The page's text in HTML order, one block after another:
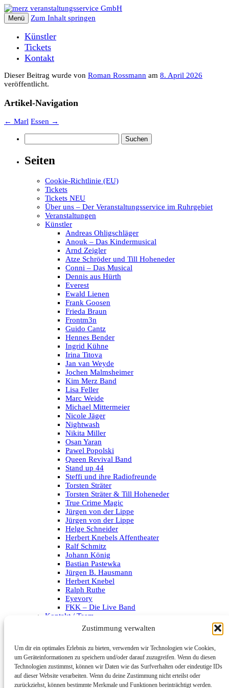
Zustimmung verwalten
Um dir ein optimales Erlebnis zu bieten, verwenden wir Technologien wie Cookies,
um Geräteinformationen zu speichern und/oder darauf zuzugreifen. Wenn du diesen
Technologien zustimmst, können wir Daten wie das Surfverhalten oder eindeutige IDs
auf dieser Website verarbeiten. Wenn du deine Zustimmung nicht erteilst oder
zurückziehst, können bestimmte Merkmale und Funktionen beeinträchtigt werden.
Menü Zum Inhalt springen
Künstler
Tickets
Kontakt
Dieser Beitrag wurde von Roman Rossmann am 8. April 2026
veröffentlicht.
Artikel-Navigation
← Marl Essen →
nach:
Seiten
Cookie-Richtlinie (EU)
Tickets
Tickets NEU
Über uns – Der Veranstaltungsservice im Ruhrgebiet
Veranstaltungen
Künstler
Andreas Ohligschläger
Anouk – Das Kindermusical
Arnd Zeigler
Atze Schröder und Till Hoheneder
Conni – Das Musical
Dennis aus Hürth
Everest
Ewald Lienen
Frank Goosen
Frieda Braun
Frontm3n
Guido Cantz
Hennes Bender
Ingrid Kühne
Irina Titova
Jan van Weyde
Jochen Malmsheimer
Kim Merz Band
Lisa Feller
Marc Weide
Michael Mittermeier
Nicole Jäger
Nightwash
Nikita Miller
Osan Yaran
Pawel Popolski
Queen Revival Band
Stand up 44
Steffi und ihre Radiofreunde
Torsten Sträter
Torsten Sträter & Till Hoheneder
True Crime Magic
Jürgen von der Lippe
Jürgen von der Lippe
Helge Schneider
Herbert Knebels Affentheater
Ralf Schmitz
Johann König
Bastian Pastewka
Jürgen B. Hausmann
Herbert Knebel
Ralph Ruthe
Eyevory
FKK – Die Live Band
Kontakt / Team
Datenschutzerklärung
Archiv
Kategorien